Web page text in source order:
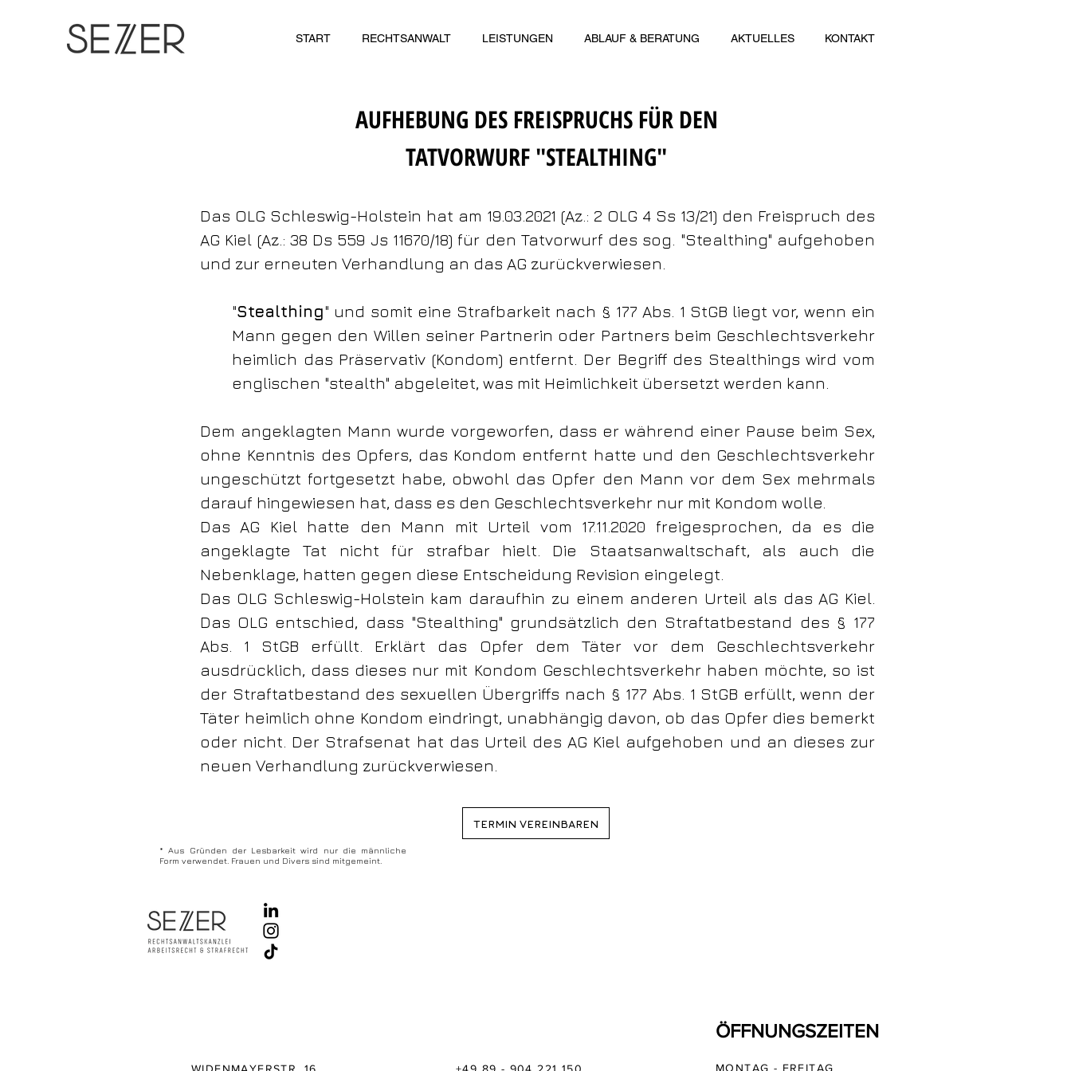
START RECHTSANWALT LEISTUNGEN ABLAUF & BERATUNG AKTUELLES KONTAKT
AUFHEBUNG DES FREISPRUCHS FÜR DEN
TATVORWURF "STEALTHING"
Das OLG Schleswig-Holstein hat am 19.03.2021 (Az.: 2 OLG 4 Ss 13/21) den Freispruch des
AG Kiel (Az.: 38 Ds 559 Js 11670/18) für den Tatvorwurf des sog. "Stealthing" aufgehoben
und zur erneuten Verhandlung an das AG zurückverwiesen.
"Stealthing" und somit eine Strafbarkeit nach § 177 Abs. 1 StGB liegt vor, wenn ein
Mann gegen den Willen seiner Partnerin oder Partners beim Geschlechtsverkehr
heimlich das Präservativ (Kondom) entfernt. Der Begriff des Stealthings wird vom
englischen "stealth" abgeleitet, was mit Heimlichkeit übersetzt werden kann.
Dem angeklagten Mann wurde vorgeworfen, dass er während einer Pause beim Sex,
ohne Kenntnis des Opfers, das Kondom entfernt hatte und den Geschlechtsverkehr
ungeschützt fortgesetzt habe, obwohl das Opfer den Mann vor dem Sex mehrmals
darauf hingewiesen hat, dass es den Geschlechtsverkehr nur mit Kondom wolle.
Das AG Kiel hatte den Mann mit Urteil vom 17.11.2020 freigesprochen, da es die
angeklagte Tat nicht für strafbar hielt. Die Staatsanwaltschaft, als auch die
Nebenklage, hatten gegen diese Entscheidung Revision eingelegt.
Das OLG Schleswig-Holstein kam daraufhin zu einem anderen Urteil als das AG Kiel.
Das OLG entschied, dass "Stealthing" grundsätzlich den Straftatbestand des § 177
Abs. 1 StGB erfüllt. Erklärt das Opfer dem Täter vor dem Geschlechtsverkehr
ausdrücklich, dass dieses nur mit Kondom Geschlechtsverkehr haben möchte, so ist
der Straftatbestand des sexuellen Übergriffs nach § 177 Abs. 1 StGB erfüllt, wenn der
Täter heimlich ohne Kondom eindringt, unabhängig davon, ob das Opfer dies bemerkt
oder nicht. Der Strafsenat hat das Urteil des AG Kiel aufgehoben und an dieses zur
neuen Verhandlung zurückverwiesen.
TERMIN VEREINBAREN
* Aus Gründen der Lesbarkeit wird nur die männliche
Form verwendet. Frauen und Divers sind mitgemeint.
ÖFFNUNGSZEITEN
MONTAG - FREITAG